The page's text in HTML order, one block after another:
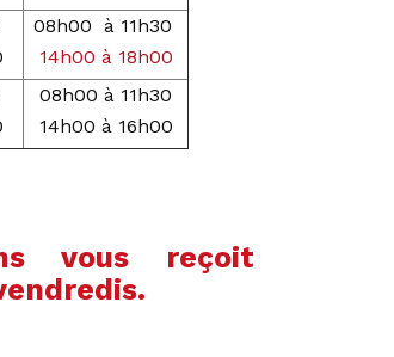
08h00 à 11h30
14h00 à 18h00
08h00 à 11h30
14h00 à 16h00
vous reçoit